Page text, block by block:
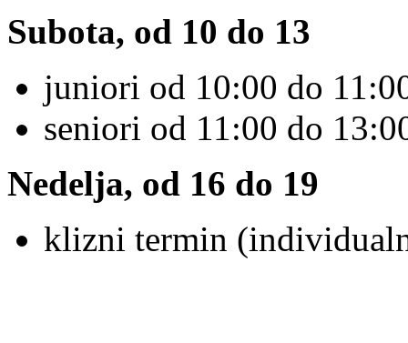
Subota, od 10 do 13
juniori od 10:00 do
seniori od 11:00 do
Nedelja, od 16 do 19
klizni termin